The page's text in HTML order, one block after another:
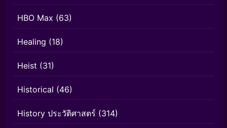
HBO Max (63)
Healing (18)
Heist (31)
Historical (46)
History ประวัติศาสตร์ (314)